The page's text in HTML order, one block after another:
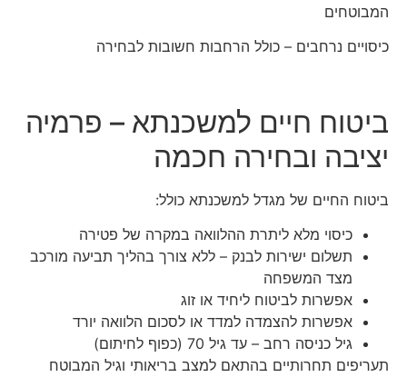
המבוטחים
כיסויים נרחבים – כולל הרחבות חשובות לבחירה
ביטוח חיים למשכנתא – פרמיה
יציבה ובחירה חכמה
ביטוח החיים של מגדל למשכנתא כולל:
כיסוי מלא ליתרת ההלוואה במקרה של פטירה
תשלום ישירות לבנק – ללא צורך בהליך תביעה מורכב
מצד המשפחה
אפשרות לביטוח ליחיד או זוג
אפשרות להצמדה למדד או לסכום הלוואה יורד
גיל כניסה רחב – עד גיל 70 (כפוף לחיתום)
תעריפים תחרותיים בהתאם למצב בריאותי וגיל המבוטח